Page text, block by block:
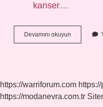
kanser…
Devamını okuyun
Doku
https://warriforum.com
https://modanevra.com.tr